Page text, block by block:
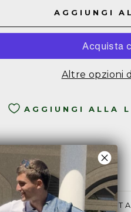
AGGIUNGI
Altre opzioni
AGGIUNGI ALLA
Condividi
COME PUOI